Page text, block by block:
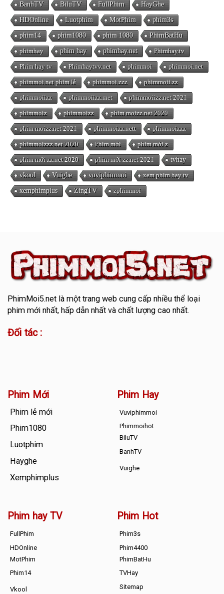
BanhTV BiluTV FullPhim HayGhe
HDOnline Luotphim MotPhim phim3s
phim14 phim1080 phim 1080 PhimBatHu
phimhay phim hay phimhay.net Phimhay.tv
Phim hay tv Phimhaytvv.net phimmoi phimmoi.net
phimmoi.net phim lẻ phimmoi.zzz phimmoii.zz
phimmoiizz phimmoiizz.met phimmoiizz.net 2021
phimmoiz phimmoizz phim moizz.net 2020
phim moizz.net 2021 phimmoizz.nett phimmoizzz
phimmoizzz.net 2020 Phim mới phim mới z
phim mới zz.net 2020 phim mới zz.net 2021 tvhay
vkool Vuighe vuviphimmoi xem phim hay tv
xemphimplus ZingTV zphimmoi
PhimMoi5.netlà một trang web cung cấp nhiều thể loại
phim mới nhất, hấp dẫn nhất và chất lượng cao nhất.
Đối tác :
Phim Mới
Phim lẻ mới
Phim1080
Luotphim
Hayghe
Xemphimplus
Phim Hay
Vuviphimmoi
Phimmoihot
BiluTV
BanhTV
Vuighe
Phim hay TV
FullPhim
HDOnline
MotPhim
Phim14
Vkool
Phim Hot
Phim3s
Phim4400
PhimBatHu
TVHay
Sitemap